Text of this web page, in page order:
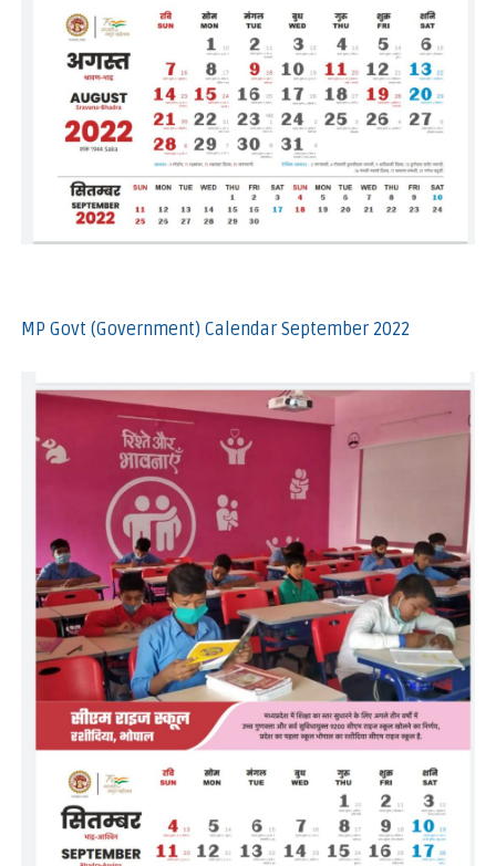
MP Govt (Government) Calendar September 2022